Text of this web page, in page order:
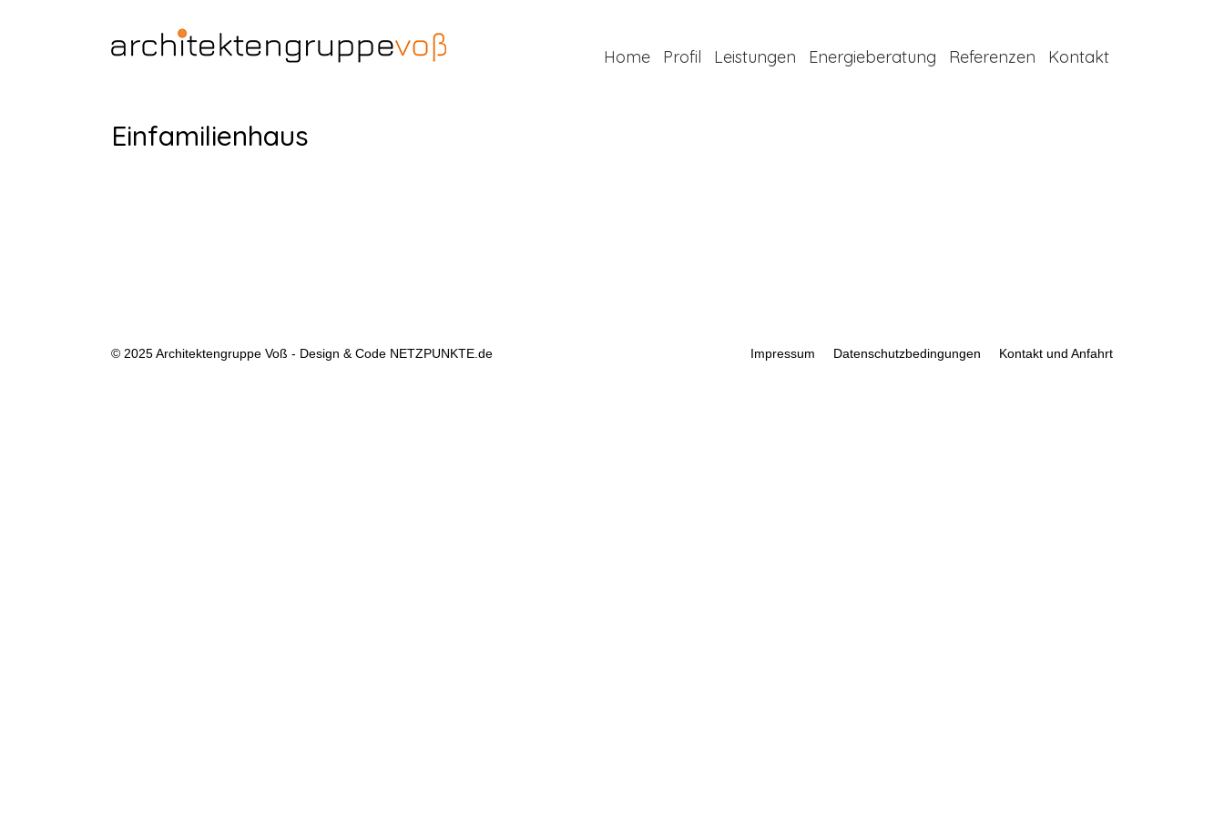
Home Profil Leistungen Energieberatung Referenzen Kontakt
Einfamilienhaus
© 2025 Architektengruppe Voß - Design & Code NETZPUNKTE.de Impressum Datenschutzbedingungen Kontakt und Anfahrt